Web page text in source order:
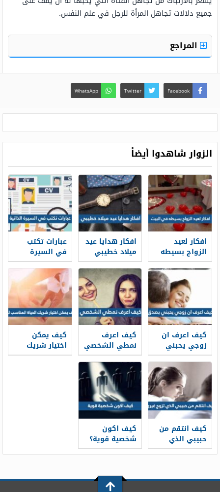
جميع دلالات تجاهل المرأة للرجل في علم النفس.
المراجع
Facebook
Twitter
WhatsApp
الزوار شاهدوا أيضاً
افكار لعيد
الزواج بسيطه
في البيت 2026
افكار هدايا عيد
ميلاد خطيبي
2026
عبارات تكتب
في السيرة
الذاتية 2025
كيف اعرف ان
زوجي يحبني
بصدق
كيف اعرف
نمطي الشخصي
كيف يمكن
اختيار شريك
الحياة المناسب
كيف انتقم من
حبيبي الذي
تزوج غيري
كيف اكون
شخصية قوية؟
30 نصيحة لبناء